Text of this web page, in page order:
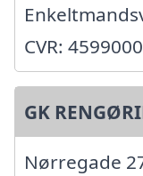
CVR:
GK
Nørregade